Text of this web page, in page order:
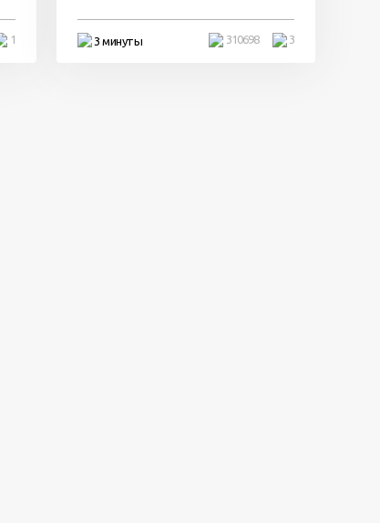
1 3 минуты 3
310698